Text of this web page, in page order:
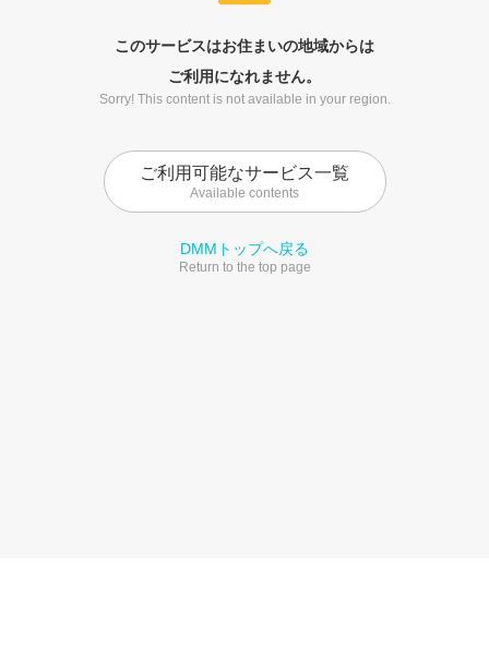
このサービスはお住まいの地域からは
ご利用になれません。
Sorry! This content is not available in your region.
ご利用可能なサービス一覧
Available contents
DMMトップへ戻る
Return to the top page